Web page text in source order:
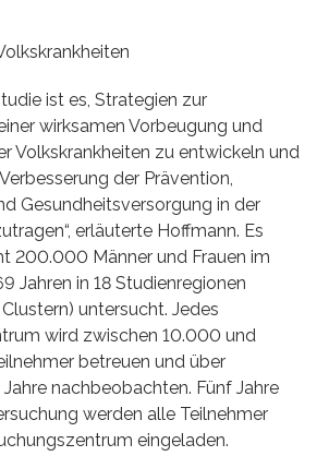
ist es, Strategien zur
wirksamen Vorbeugung und
Volkskrankheiten zu entwickeln und
der Prävention,
Gesundheitsversorgung in der
erläuterte Hoffmann. Es
200.000 Männer und Frauen im
Jahren in 18 Studienregionen
untersucht. Jedes
wird zwischen 10.000 und
betreuen und über
nachbeobachten. Fünf Jahre
werden alle Teilnehmer
eingeladen.